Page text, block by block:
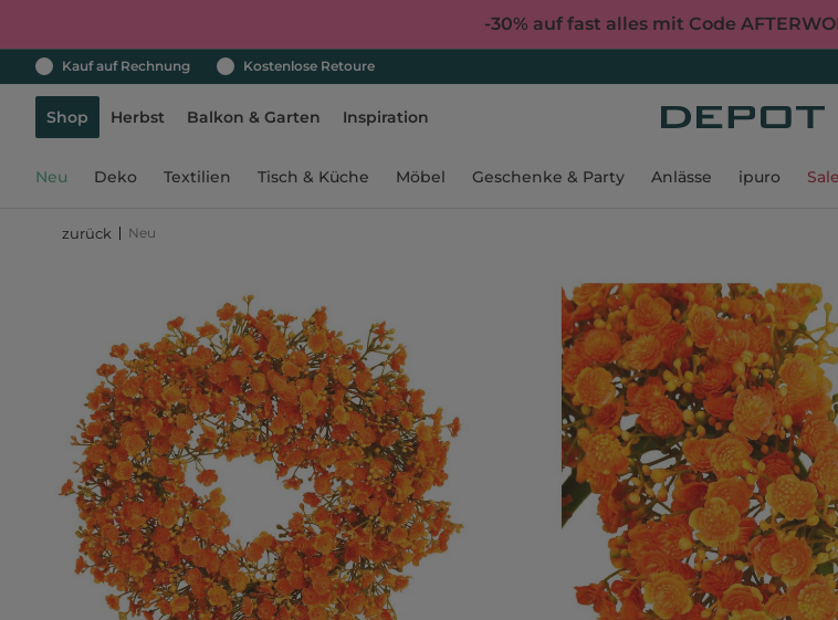
-30% auf fast alles mit Code
Kauf auf Rechnung Kostenlose Retoure
Shop Herbst Balkon & Garten Inspiration
Neu Deko Textilien Tisch & Küche Möbel Geschenke & Party Anlässe ipuro Sale
zurück Neu